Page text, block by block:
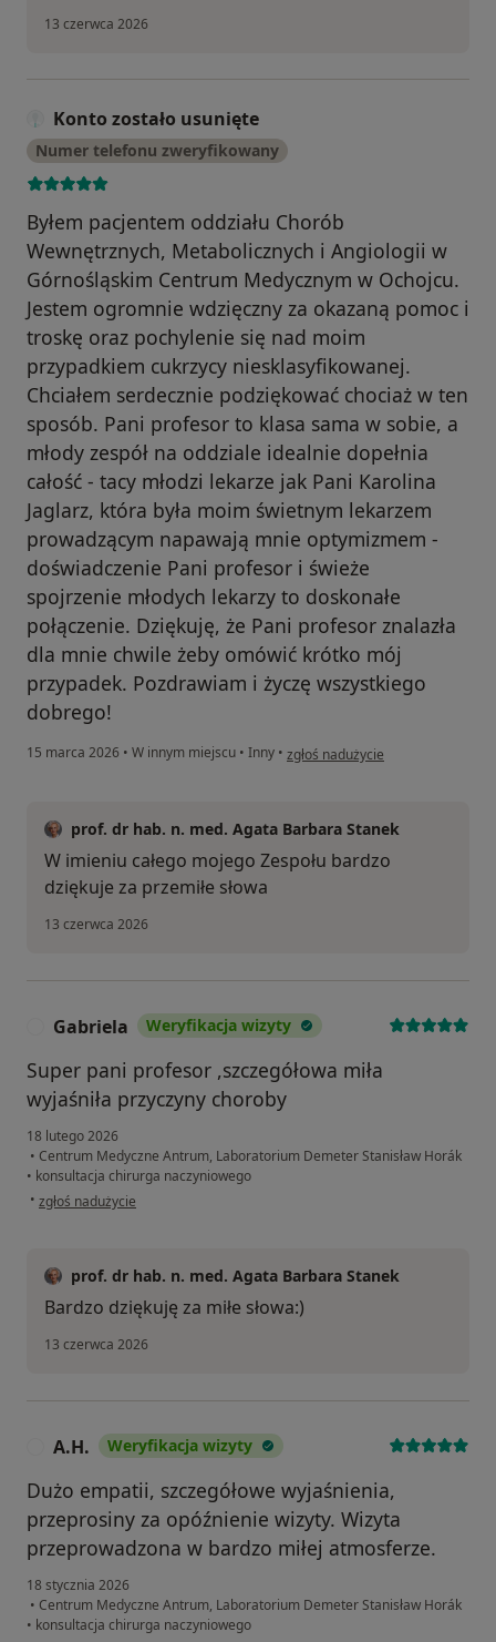
13 czerwca 2026
Konto zostało usunięte
Numer telefonu zweryfikowany
Byłem pacjentem oddziału Chorób
Wewnętrznych, Metabolicznych i Angiologii w
Górnośląskim Centrum Medycznym w Ochojcu.
Jestem ogromnie wdzięczny za okazaną pomoc i
troskę oraz pochylenie się nad moim
przypadkiem cukrzycy niesklasyfikowanej.
Chciałem serdecznie podziękować chociaż w ten
sposób. Pani profesor to klasa sama w sobie, a
młody zespół na oddziale idealnie dopełnia
całość - tacy młodzi lekarze jak Pani Karolina
Jaglarz, która była moim świetnym lekarzem
prowadzącym napawają mnie optymizmem -
doświadczenie Pani profesor i świeże
spojrzenie młodych lekarzy to doskonałe
połączenie. Dziękuję, że Pani profesor znalazła
dla mnie chwile żeby omówić krótko mój
przypadek. Pozdrawiam i życzę wszystkiego
dobrego!
15 marca 2026 • W innym miejscu • Inny • w opinii użytkownika Konto
zgłoś nadużycie
prof. dr hab. n. med. Agata Barbara Stanek
W imieniu całego mojego Zespołu bardzo
dziękuje za przemiłe słowa
13 czerwca 2026
Gabriela Weryfikacja wizyty
Super pani profesor ,szczegółowa miła
wyjaśniła przyczyny choroby
18 lutego 2026
• Centrum Medyczne Antrum, Laboratorium Demeter Stanisław Horák
• konsultacja chirurga naczyniowego
• w opinii użytkownika Gabriela
zgłoś nadużycie
prof. dr hab. n. med. Agata Barbara Stanek
Bardzo dziękuję za miłe słowa:)
13 czerwca 2026
A.H. Weryfikacja wizyty
Dużo empatii, szczegółowe wyjaśnienia,
przeprosiny za opóźnienie wizyty. Wizyta
przeprowadzona w bardzo miłej atmosferze.
18 stycznia 2026
• Centrum Medyczne Antrum, Laboratorium Demeter Stanisław Horák
• konsultacja chirurga naczyniowego